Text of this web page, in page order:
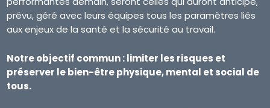
prévu, géré avec leurs équipes tous les paramètres liés
aux enjeux de la santé et la sécurité au travail.
Notre objectif commun : limiter les risques et
préserver le bien-être physique, mental et social de
tous.